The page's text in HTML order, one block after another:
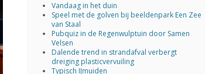
Vandaag in het duin
Speel met de golven bij beeldenpark Een Zee
van Staal
Pubquiz in de Regenwulptuin door Samen
Velsen
Dalende trend in strandafval verbergt
dreiging plasticvervuiling
Typisch IJmuiden